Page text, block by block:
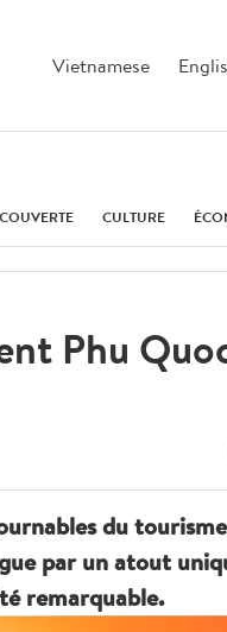
Vietnamese
CULTURE
Phu
du
par un atout
remarquable.